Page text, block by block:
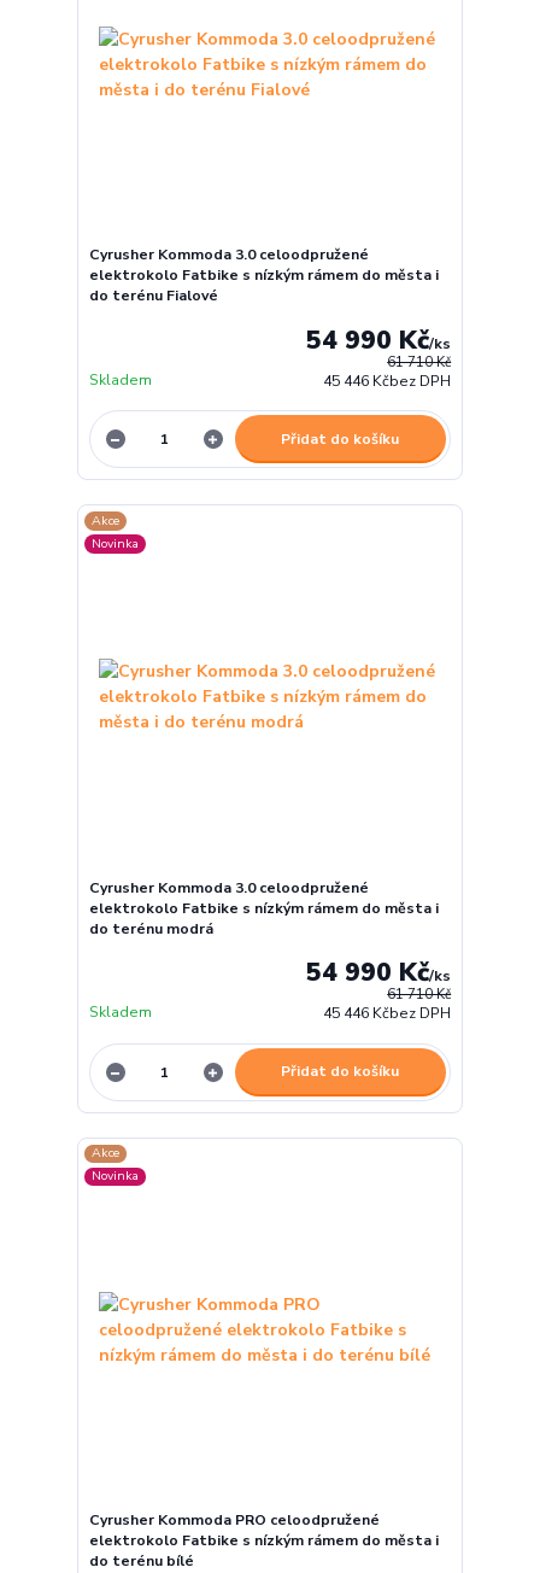
Cyrusher Kommoda 3.0 celoodpružené
elektrokolo Fatbike s nízkým rámem do města i
do terénu Fialové
61 710 Kč
54 990 Kč/ks
45 446 Kčbez DPH
Skladem
Přidat do košíku
Akce
Novinka
Cyrusher Kommoda 3.0 celoodpružené
elektrokolo Fatbike s nízkým rámem do města i
do terénu modrá
61 710 Kč
54 990 Kč/ks
45 446 Kčbez DPH
Skladem
Přidat do košíku
Akce
Novinka
Cyrusher Kommoda PRO celoodpružené
elektrokolo Fatbike s nízkým rámem do města i
do terénu bílé